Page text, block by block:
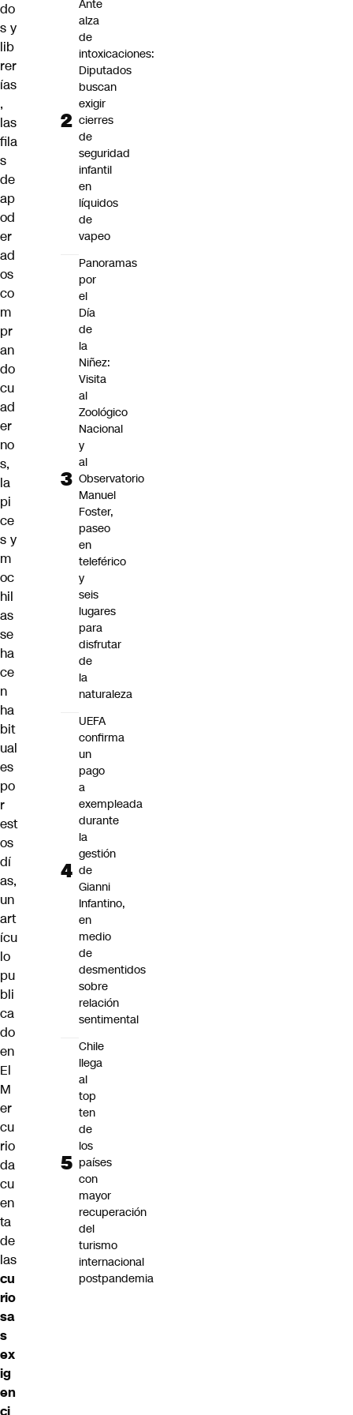
do
s y
lib
rer
ías
,
las
fila
s
de
ap
od
er
ad
os
co
m
pr
an
do
cu
ad
er
no
s,
la
pi
ce
s y
m
oc
hil
as
se
ha
ce
n
ha
bit
ual
es
po
r
est
os
dí
as,
un
art
ícu
lo
pu
bli
ca
do
en
El
M
er
cu
rio
da
cu
en
ta
de
las
cu
rio
sa
s
ex
ig
en
ci
Ante
alza
de
intoxicaciones:
Diputados
buscan
exigir
cierres
de
seguridad
infantil
en
líquidos
de
vapeo
Panoramas
por
el
Día
de
la
Niñez:
Visita
al
Zoológico
Nacional
y
al
Observatorio
Manuel
Foster,
paseo
en
teleférico
y
seis
lugares
para
disfrutar
de
la
naturaleza
UEFA
confirma
un
pago
a
exempleada
durante
la
gestión
de
Gianni
Infantino,
en
medio
de
desmentidos
sobre
relación
sentimental
Chile
llega
al
top
ten
de
los
países
con
mayor
recuperación
del
turismo
internacional
postpandemia